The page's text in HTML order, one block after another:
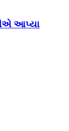
આપ્યા